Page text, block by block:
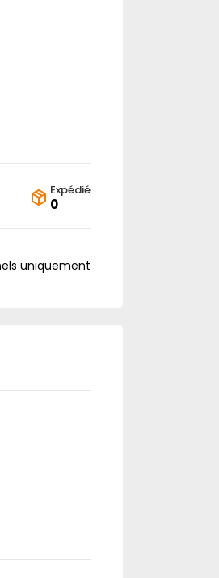
Expédié
0
uniquement